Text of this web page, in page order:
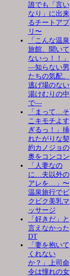
誰でも「言い
なり」に出来
るチートアプ
リ〜
「こんな温泉
旅館、聞いて
ないっ！！」
―知らない男
たちの気配、
逃げ場のない
湯けむりの中
で―
「まって…そ
こキモチよす
ぎるっ！」挿
れたがりな契
約カノジョの
奥をコンコン
「人妻なの
に…夫以外の
アレを…」〜
温泉旅行でビ
クビク美乳マ
ッサージ
「好きだ」と
言えなかった
DT
「妻を抱いて
くれない
か？」上司命
令は憧れの女